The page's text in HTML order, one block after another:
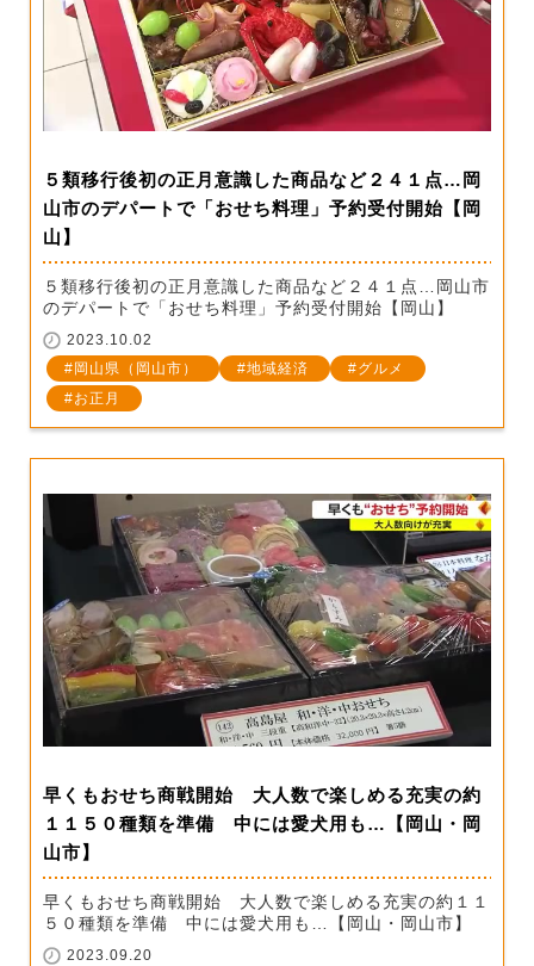
５類移行後初の正月意識した商品など２４１点…岡
山市のデパートで「おせち料理」予約受付開始【岡
山】
５類移行後初の正月意識した商品など２４１点…岡山市
のデパートで「おせち料理」予約受付開始【岡山】
2023.10.02
岡山県（岡山市）
地域経済
グルメ
お正月
早くもおせち商戦開始 大人数で楽しめる充実の約
１１５０種類を準備 中には愛犬用も…【岡山・岡
山市】
早くもおせち商戦開始 大人数で楽しめる充実の約１１
５０種類を準備 中には愛犬用も…【岡山・岡山市】
2023.09.20